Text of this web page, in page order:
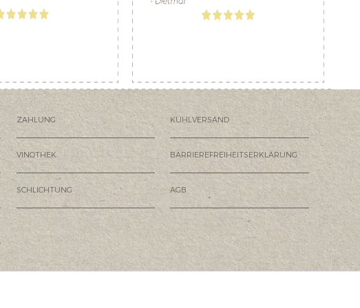
ZAHLUNG KÜHLVERSAND
VINOTHEK BARRIEREFREIHEITSERKLÄRUNG
SCHLICHTUNG AGB